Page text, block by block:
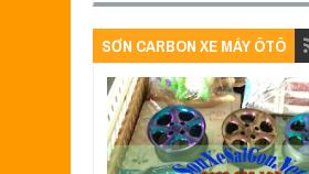
SƠN CARBON XE MÁY ÔTÔ